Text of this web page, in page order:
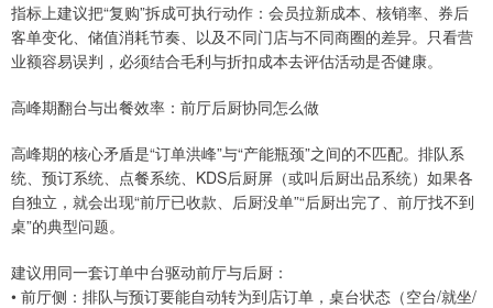
指标上建议把“复购”拆成可执行动作：会员拉新成本、核销率、券后
客单变化、储值消耗节奏、以及不同门店与不同商圈的差异。只看营
业额容易误判，必须结合毛利与折扣成本去评估活动是否健康。
高峰期翻台与出餐效率：前厅后厨协同怎么做
高峰期的核心矛盾是“订单洪峰”与“产能瓶颈”之间的不匹配。排队系
统、预订系统、点餐系统、KDS后厨屏（或叫后厨出品系统）如果各
自独立，就会出现“前厅已收款、后厨没单”“后厨出完了、前厅找不到
桌”的典型问题。
建议用同一套订单中台驱动前厅与后厨：
• 前厅侧：排队与预订要能自动转为到店订单，桌台状态（空台/就坐/